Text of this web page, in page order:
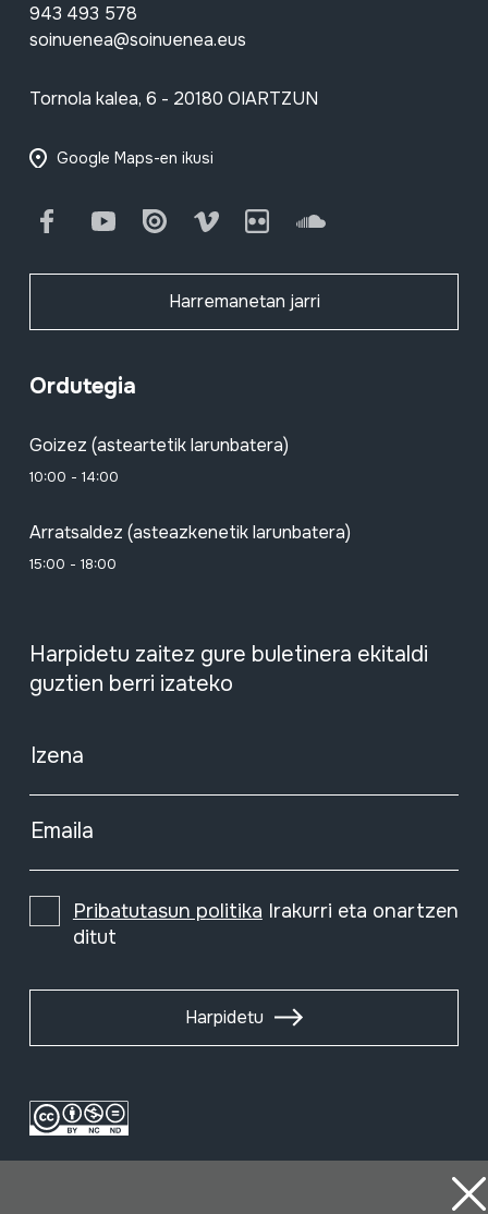
943 493 578
soinuenea@soinuenea.eus
Tornola kalea, 6 - 20180 OIARTZUN
Google Maps-en ikusi
FacebookYoutube Issuu Vimeo Flickr SoundCloud
Harremanetan jarri
Ordutegia
Goizez (asteartetik larunbatera)
10:00 - 14:00
Arratsaldez (asteazkenetik larunbatera)
15:00 - 18:00
Harpidetu zaitez gure buletinera ekitaldi
guztien berri izateko
Izena
Emaila
Pribatutasun politika Irakurri eta onartzen
ditut
Harpidetu